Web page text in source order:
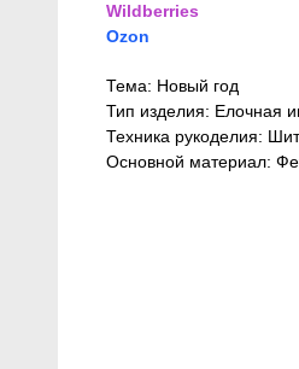
Wildberries
Ozon
Тема: Новый год
Тип изделия: Елочная
Техника рукоделия:
Основной материал: